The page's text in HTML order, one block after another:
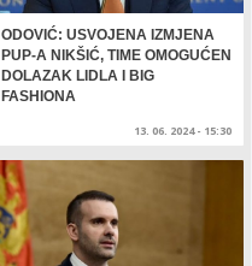
ODOVIĆ: USVOJENA IZMJENA
PUP-A NIKŠIĆ, TIME OMOGUĆEN
DOLAZAK LIDLA I BIG
FASHIONA
13. 06. 2024 - 15:30